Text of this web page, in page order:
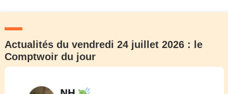
Actualités du vendredi 24 juillet 2026 : le
Comptwoir du jour